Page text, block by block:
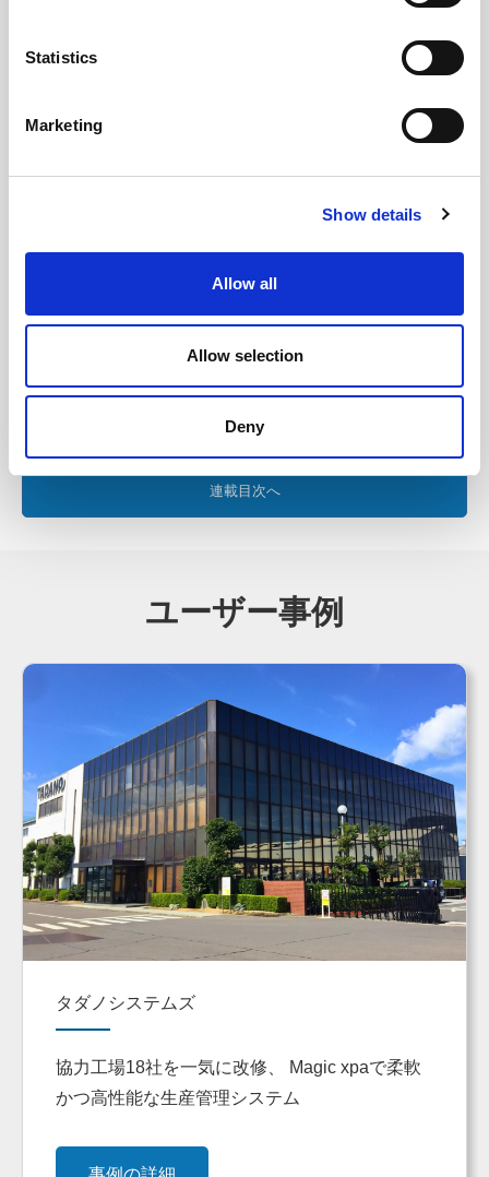
Statistics
Marketing
Show details
Allow all
Allow selection
Deny
10. システム開発におけるリポジトリとは
11. リポジトリを中心としたシステム開発とは
12. システム、アプリ開発ツールを使用するメリットとデメ
リット
連載目次へ
ユーザー事例
タダノシステムズ
協力工場18社を一気に改修、 Magic xpaで柔軟
かつ高性能な生産管理システム